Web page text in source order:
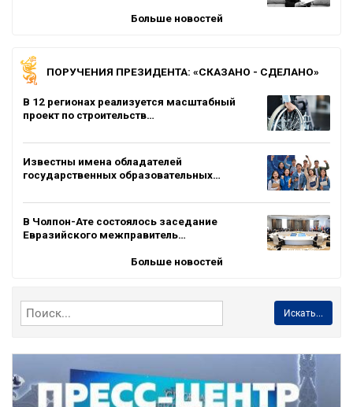
Больше новостей
ПОРУЧЕНИЯ ПРЕЗИДЕНТА: «СКАЗАНО - СДЕЛАНО»
В 12 регионах реализуется масштабный
проект по строительств…
Известны имена обладателей
государственных образовательных…
В Чолпон-Ате состоялось заседание
Евразийского межправитель…
Больше новостей
Искать...